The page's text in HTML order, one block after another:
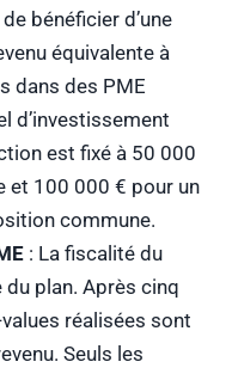
bénéficier d’une
équivalente à
dans des PME
d’investissement
est fixé à 50 000
et 100 000 € pour un
commune.
: La fiscalité du
du plan. Après cinq
réalisées sont
Seuls les